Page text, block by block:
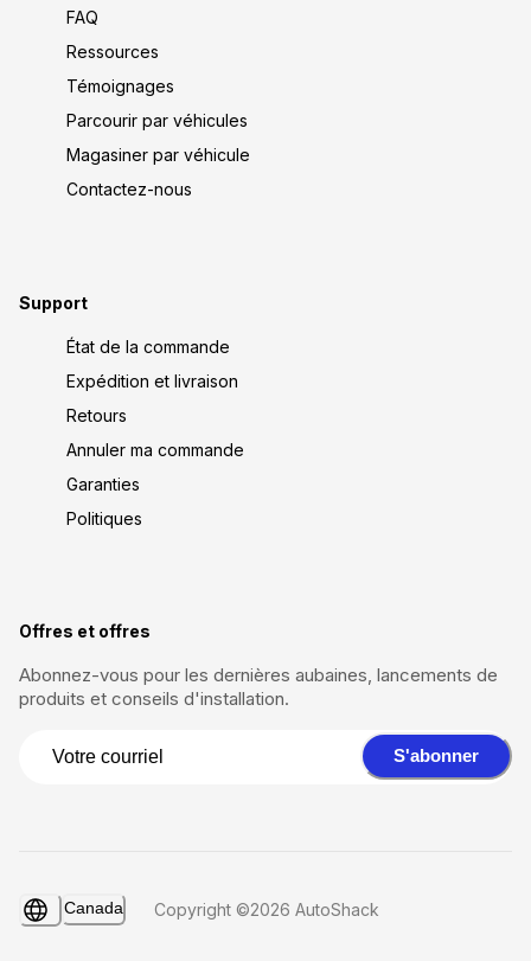
FAQ
Ressources
Témoignages
Parcourir par véhicules
Magasiner par véhicule
Contactez-nous
Support
État de la commande
Expédition et livraison
Retours
Annuler ma commande
Garanties
Politiques
Offres et offres
Abonnez-vous pour les dernières aubaines, lancements de
produits et conseils d'installation.
S'abonner
Canada Copyright ©2026 AutoShack